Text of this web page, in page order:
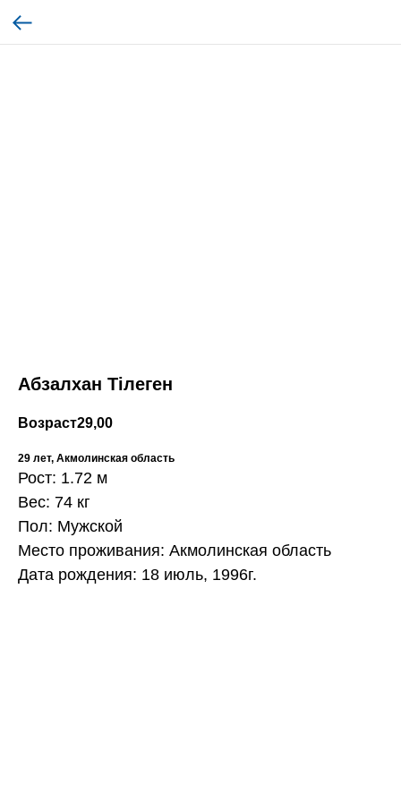
Абзалхан Тілеген
Возраст29,00
29 лет, Акмолинская область
Рост: 1.72 м
Вес: 74 кг
Пол: Мужской
Место проживания: Акмолинская область
Дата рождения: 18 июль, 1996г.